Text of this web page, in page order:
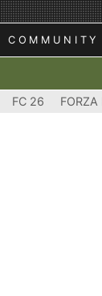
COMMUNITY
FC 26